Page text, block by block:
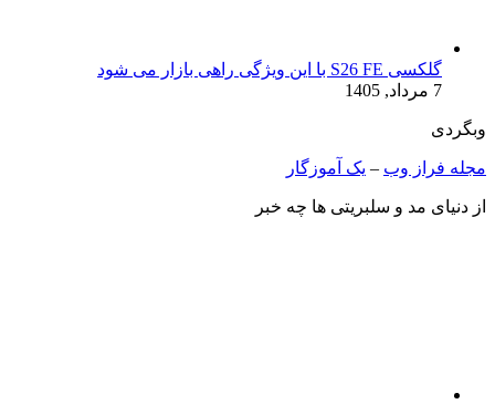
گلکسی S26 FE با این ویژگی راهی بازار می شود
7 مرداد, 1405
وبگردی
مجله فراز وب – یک آموزگار
از دنیای مد و سلبریتی ها چه خبر